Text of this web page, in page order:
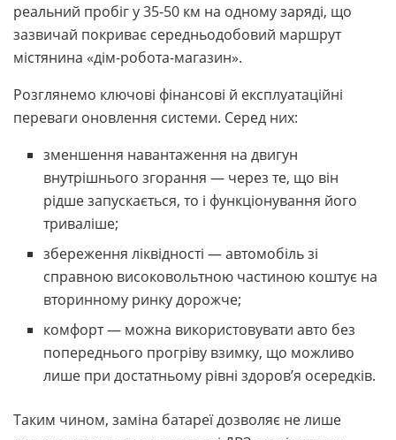
реальний пробіг у 35-50 км на одному заряді, що
зазвичай покриває середньодобовий маршрут
містянина «дім-робота-магазин».
Розглянемо ключові фінансові й експлуатаційні
переваги оновлення системи. Серед них:
зменшення навантаження на двигун
внутрішнього згорання — через те, що він
рідше запускається, то і функціонування його
триваліше;
збереження ліквідності — автомобіль зі
справною високовольтною частиною коштує на
вторинному ринку дорожче;
комфорт — можна використовувати авто без
попереднього прогріву взимку, що можливо
лише при достатньому рівні здоров’я осередків.
Таким чином, заміна батареї дозволяє не лише